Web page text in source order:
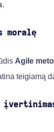
.
moralę
Agile
teigiamą